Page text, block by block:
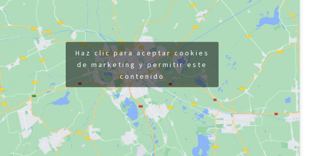
Haz clic para aceptar cookies
de marketing y permitir este
contenido